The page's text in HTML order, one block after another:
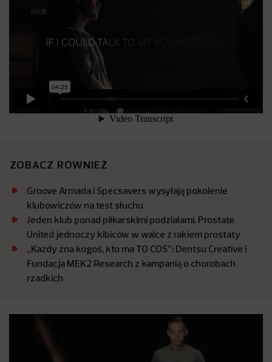
ZOBACZ RÓWNIEŻ
Groove Armada i Specsavers wysyłają pokolenie
klubowiczów na test słuchu
Jeden klub ponad piłkarskimi podziałami. Prostate
United jednoczy kibiców w walce z rakiem prostaty
„Każdy zna kogoś, kto ma TO COŚ”: Dentsu Creative i
Fundacja MEK2 Research z kampanią o chorobach
rzadkich